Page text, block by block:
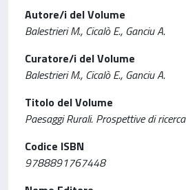
Autore/i del Volume
Balestrieri M., Cicalò E., Ganciu A.
Curatore/i del Volume
Balestrieri M., Cicalò E., Ganciu A.
Titolo del Volume
Paesaggi Rurali. Prospettive di ricerca
Codice ISBN
9788891767448